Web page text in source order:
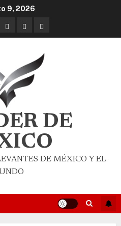
9, 2026
DE
DE MÉXICO Y EL